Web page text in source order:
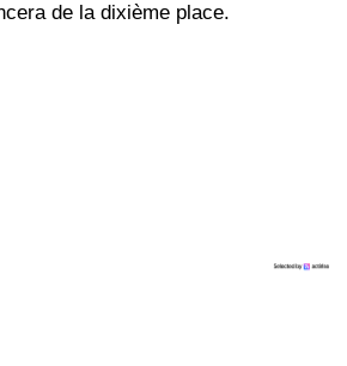
de la dixième place.